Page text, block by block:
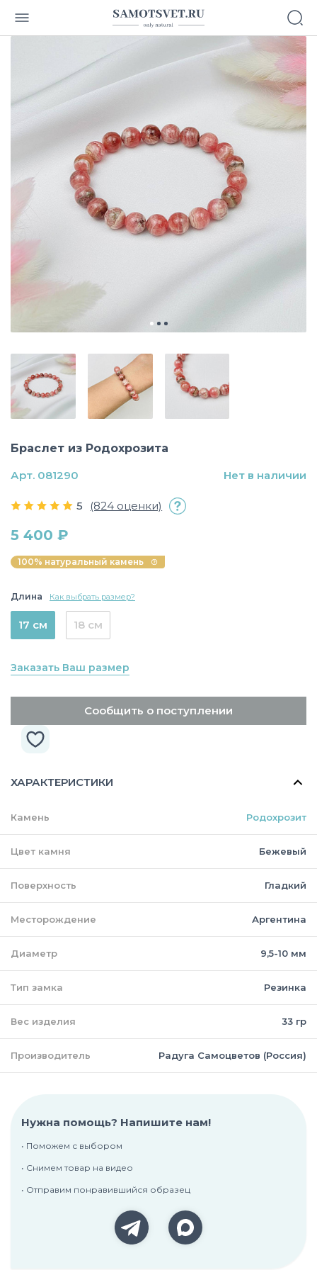
Браслет из Родохрозита
5 (824 оценки)
5 400 ₽
100% натуральный камень
Длина Как выбрать размер?
17 см 18 см
Заказать Ваш размер
Сообщить о поступлении
Арт. 081290 Нет в наличии
ХАРАКТЕРИСТИКИ
Камень Родохрозит
Цвет камня Бежевый
Поверхность Гладкий
Месторождение Аргентина
Диаметр 9,5-10 мм
Тип замка Резинка
Вес изделия 33 гр
Производитель Радуга Самоцветов (Россия)
Нужна помощь? Напишите нам!
• Поможем с выбором
• Снимем товар на видео
• Отправим понравившийся образец